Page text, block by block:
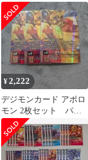
018[SR]：アポロモン
¥2,222
デジモンカード アポロ
モン 2枚セット パラ
レル